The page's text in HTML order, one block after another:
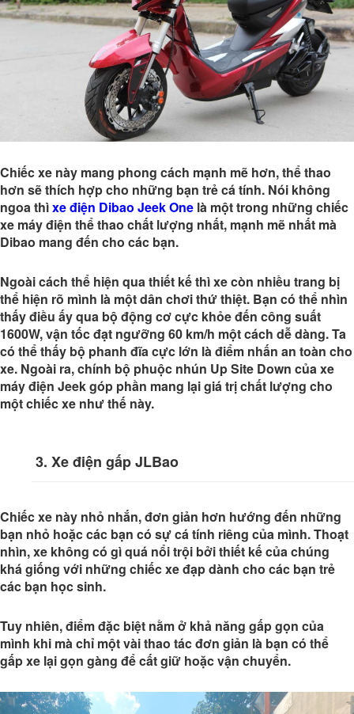
Chiếc xe này mang phong cách mạnh mẽ hơn, thể thao
hơn sẽ thích hợp cho những bạn trẻ cá tính. Nói không
ngoa thìxe điện Dibao Jeek One là một trong những chiếc
xe máy điện thể thao chất lượng nhất, mạnh mẽ nhất mà
Dibao mang đến cho các bạn.
Ngoài cách thể hiện qua thiết kế thì xe còn nhiều trang bị
thể hiện rõ mình là một dân chơi thứ thiệt. Bạn có thể nhìn
thấy điều ấy qua bộ động cơ cực khỏe đến công suất
1600W, vận tốc đạt ngưỡng 60 km/h một cách dễ dàng. Ta
có thể thấy bộ phanh đĩa cực lớn là điểm nhấn an toàn cho
xe. Ngoài ra, chính bộ phuộc nhún Up Site Down của xe
máy điện Jeek góp phần mang lại giá trị chất lượng cho
một chiếc xe như thế này.
3. Xe điện gấp JLBao
Chiếc xe này nhỏ nhắn, đơn giản hơn hướng đến những
bạn nhỏ hoặc các bạn có sự cá tính riêng của mình. Thoạt
nhìn, xe không có gì quá nổi trội bởi thiết kế của chúng
khá giống với những chiếc xe đạp dành cho các bạn trẻ
các bạn học sinh.
Tuy nhiên, điểm đặc biệt nằm ở khả năng gấp gọn của
mình khi mà chỉ một vài thao tác đơn giản là bạn có thể
gấp xe lại gọn gàng để cất giữ hoặc vận chuyển.